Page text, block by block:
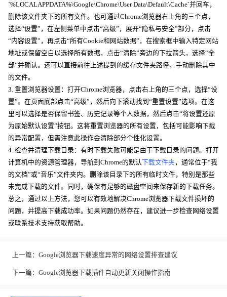
`%LOCALAPPDATA%\Google\Chrome\User Data\Default\Cache`并回车，
删除该文件夹下的所有文件。也可通过Chrome浏览器右上角的三个点，
选择“设置”，在左侧菜单中点击“高级”，展开“隐私与安全”部分，点击
“内容设置”，再点击“所有Cookie和网站数据”，在搜索框中输入特定网站
地址或保留空白以选择所有数据，点击“清除”旁边的下拉箭头，选择“全
部”并确认。还可以直接前往上述提到的缓存文件夹路径，手动删除其中
的文件。
3. 重置浏览器设置：打开Chrome浏览器，点击右上角的三个点，选择“设
置”。在页面底部点击“高级”，然后向下滚动找到“重置设置”选项。在这
里可以选择是否保留书签、历史记录等个人数据，然后点击“将设置还原
为原始默认设置”按钮。这将重置浏览器的所有设置，包括可能影响下载
的异常配置，但需注意此操作会清除部分个性化设置。
4. 检查并清理下载目录：有时下载失败可能是由于下载目录的问题。打开
计算机中的资源管理器，导航到Chrome的默认下载文件夹 ，通常位于“我
的文档”或“音乐”文件夹内。删除该目录下的所有临时文件，特别是那些
未完成下载的文件。同时，确保有足够的磁盘空间来保存新的下载任务。
总之，通过以上方法，您可以有效地解决Chrome浏览器下载文件损坏的
问题，并提高下载成功率。如果问题仍然存在，建议进一步检查网络设置
或联系技术支持获取帮助。
上一篇： Google浏览器下载速度异常的网络设置排查建议
下一篇： Google浏览器下载插件自动更新关闭操作指南